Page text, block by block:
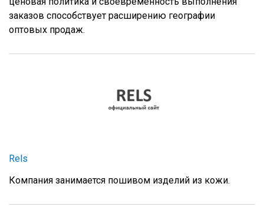
заказов способствует расширению географии
оптовых продаж.
Rels
Компания занимается пошивом изделий из кожи.